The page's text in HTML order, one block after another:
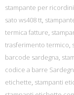
stampante per
sato ws408 tt,
termica fatture,
trasferimento termico,
barcode sardegna,
codice a barre
etichette, stampanti